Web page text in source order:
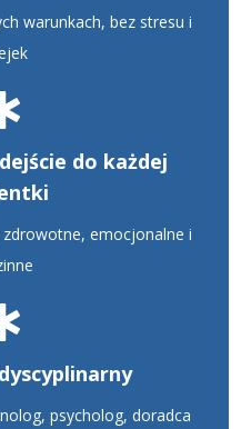
warunkach, bez stresu i
do każdej
emocjonalne i
psycholog, doradca